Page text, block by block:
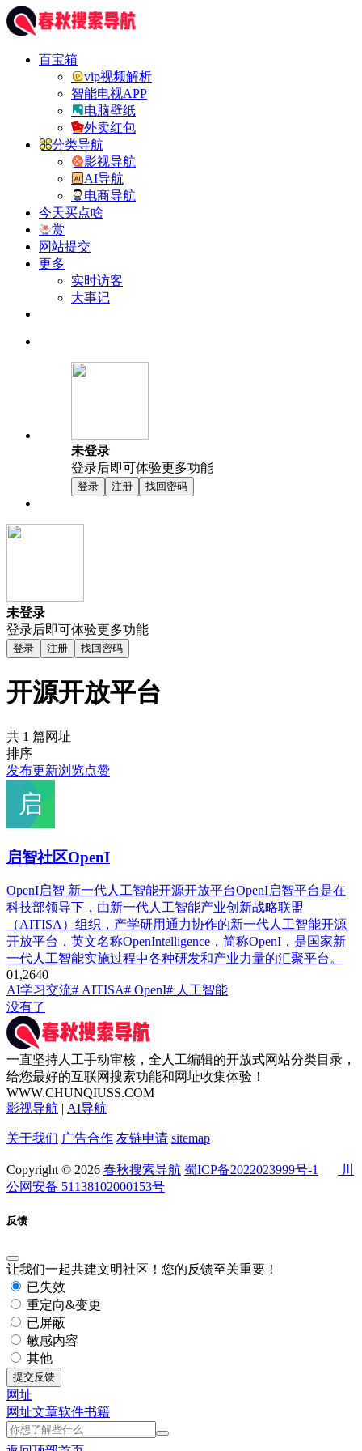
百宝箱
vip视频解析
智能电视APP
电脑壁纸
外卖红包
分类导航
影视导航
AI导航
电商导航
今天买点啥
赏
网站提交
更多
实时访客
大事记
未登录
登录后即可体验更多功能
登录 注册 找回密码
未登录
登录后即可体验更多功能
登录 注册 找回密码
开源开放平台
共 1 篇网址
排序
发布更新浏览点赞
启智社区OpenI
OpenI启智 新一代人工智能开源开放平台OpenI启智平台是在
科技部领导下，由新一代人工智能产业创新战略联盟
（AITISA）组织，产学研用通力协作的新一代人工智能开源
开放平台，英文名称OpenIntelligence，简称OpenI，是国家新
一代人工智能实施过程中各种研发和产业力量的汇聚平台。
01,2640
AI学习交流# AITISA# OpenI# 人工智能
没有了
一直坚持人工手动审核，全人工编辑的开放式网站分类目录，
给您最好的互联网搜索功能和网址收集体验！
WWW.CHUNQIUSS.COM
影视导航 | AI导航
关于我们 广告合作 友链申请 sitemap
Copyright © 2026 春秋搜索导航 蜀ICP备2022023999号-1
川
公网安备 51138102000153号
反馈
让我们一起共建文明社区！您的反馈至关重要！
已失效
重定向&变更
已屏蔽
敏感内容
其他
提交反馈
网址
网址文章软件书籍